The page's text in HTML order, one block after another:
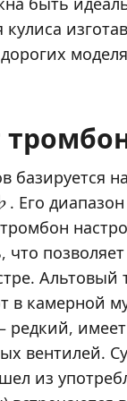
кулиса
базируется
Его
в камерной
редкий,
вентилей.
из